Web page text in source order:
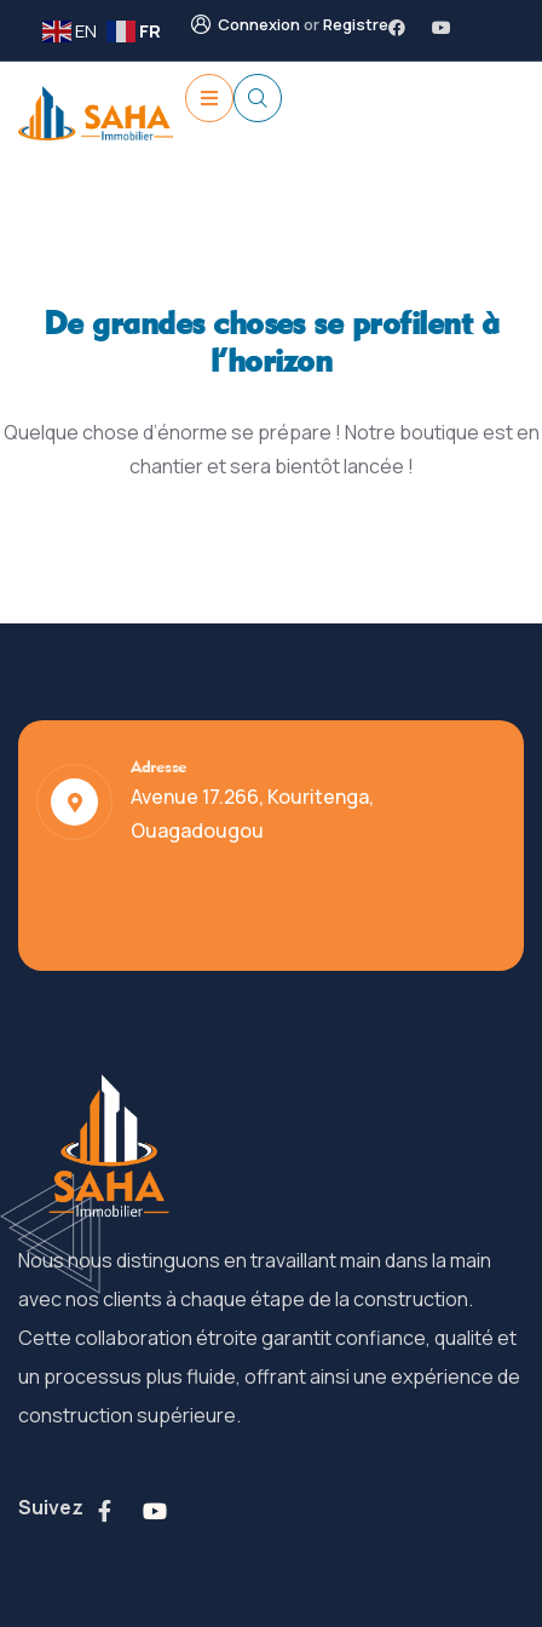
EN FR ConnexionorRegistre
De grandes choses se profilent à
l’horizon
Quelque chose d’énorme se prépare ! Notre boutique est en
chantier et sera bientôt lancée !
Adresse
Avenue 17.266, Kouritenga,
Ouagadougou
Nous nous distinguons en travaillant main dans la main
avec nos clients à chaque étape de la construction.
Cette collaboration étroite garantit confiance, qualité et
un processus plus fluide, offrant ainsi une expérience de
construction supérieure.
Suivez